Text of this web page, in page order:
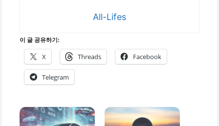
All-Lifes
이 글 공유하기:
X Threads Facebook
Telegram